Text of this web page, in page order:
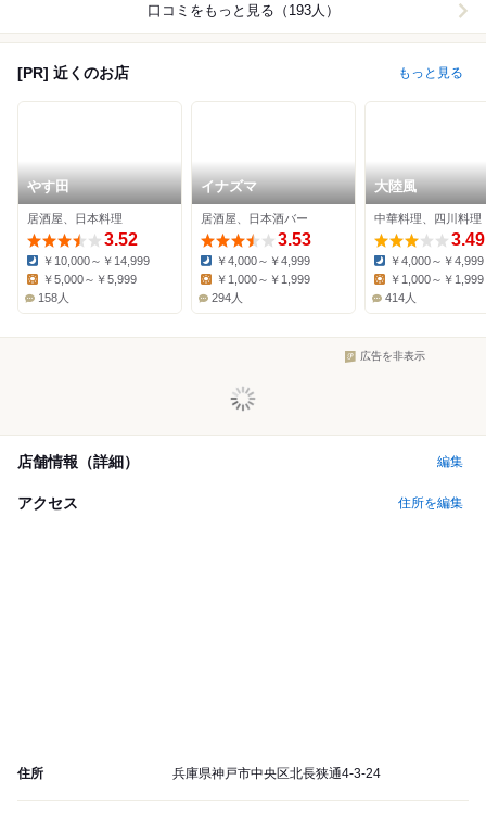
口コミをもっと見る（193人）
[PR] 近くのお店 もっと見る
やす田
居酒屋、日本料理
3.52
Dinner:
￥10,000～￥14,999
￥5,000～￥5,999
158人
イナズマ
居酒屋、日本酒バー
3.53
Dinner:
￥4,000～￥4,999
￥1,000～￥1,999
294人
大陸風
中華料理、四川料理
3.49
Dinner:
￥4,000～￥4,999
￥1,000～￥1,999
414人
広告を非表示
店舗情報（詳細） 編集
アクセス 住所を編集
住所 兵庫県神戸市中央区北長狭通4-3-24